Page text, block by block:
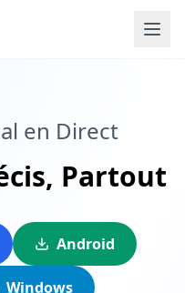
en Direct
Partout
Android
Windows